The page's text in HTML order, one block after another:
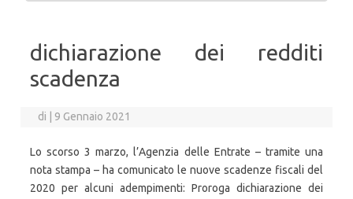
dichiarazione dei redditi
scadenza
di 9 Gennaio 2021
Lo scorso 3 marzo, l’Agenzia delle Entrate – tramite una
nota stampa – ha comunicato le nuove scadenze fiscali del
2020 per alcuni adempimenti: Proroga dichiarazione dei